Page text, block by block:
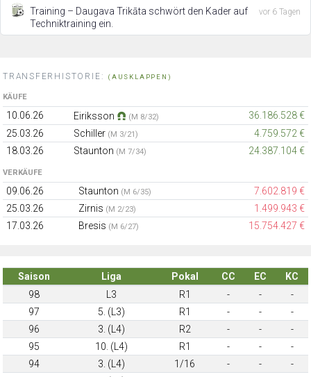
Training – Daugava Trikāta schwört den Kader auf
Techniktraining ein.
vor 6 Tagen
TRANSFERHISTORIE: (AUSKLAPPEN)
KÄUFE
10.06.26 Eiriksson (M 8/32)
36.186.528 €
25.03.26
Schiller (M 3/21)
4.759.572 €
18.03.26
Staunton (M 7/34) 24.387.104 €
VERKÄUFE
09.06.26 Staunton (M 6/35)
7.602.819 €
25.03.26
Zirnis (M 2/23)
1.499.943 €
17.03.26
Bresis (M 6/27) 15.754.427 €
Saison Liga Pokal CC EC
KC
98
L3 R1 - -
-
97
5. (L3) R1 - -
-
96
3. (L4) R2 - -
-
95
10. (L4) R1 - -
-
94
3. (L4) 1/16 - -
-